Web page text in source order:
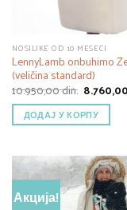
NOSILJKE OD 10 MESECI
LennyLamb onbuhimo
(veličina standard)
10.950,00din. цена
је
била:
10.950,00
8.760,00
ДОДАЈ У КОРПУ
Акција!